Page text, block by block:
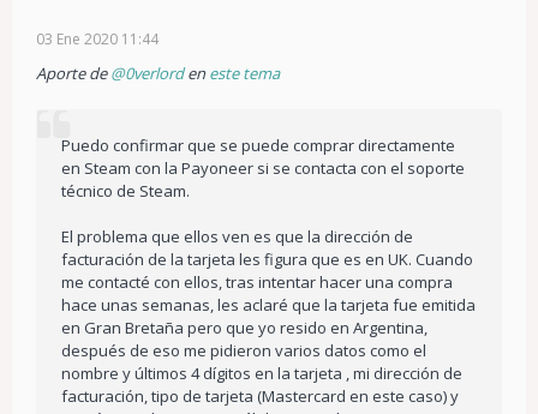
03 Ene 2020 11:44
Aporte de@0verlordeneste tema
Puedo confirmar que se puede comprar directamente
en Steam con la Payoneer si se contacta con el soporte
técnico de Steam.
El problema que ellos ven es que la dirección de
facturación de la tarjeta les figura que es en UK. Cuando
me contacté con ellos, tras intentar hacer una compra
hace unas semanas, les aclaré que la tarjeta fue emitida
en Gran Bretaña pero que yo resido en Argentina,
después de eso me pidieron varios datos como el
nombre y últimos 4 dígitos en la tarjeta , mi dirección de
facturación, tipo de tarjeta (Mastercard en este caso) y